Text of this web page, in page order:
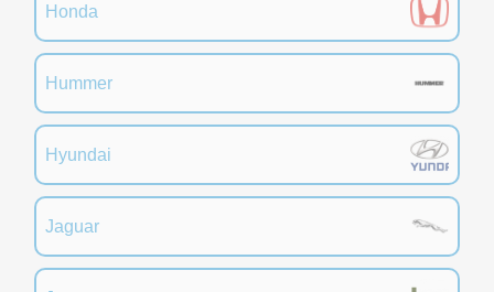
Honda
Hummer
Hyundai
Jaguar